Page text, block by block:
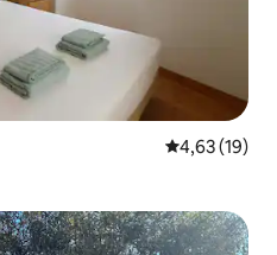
4,63 de uma
4,63 (19)